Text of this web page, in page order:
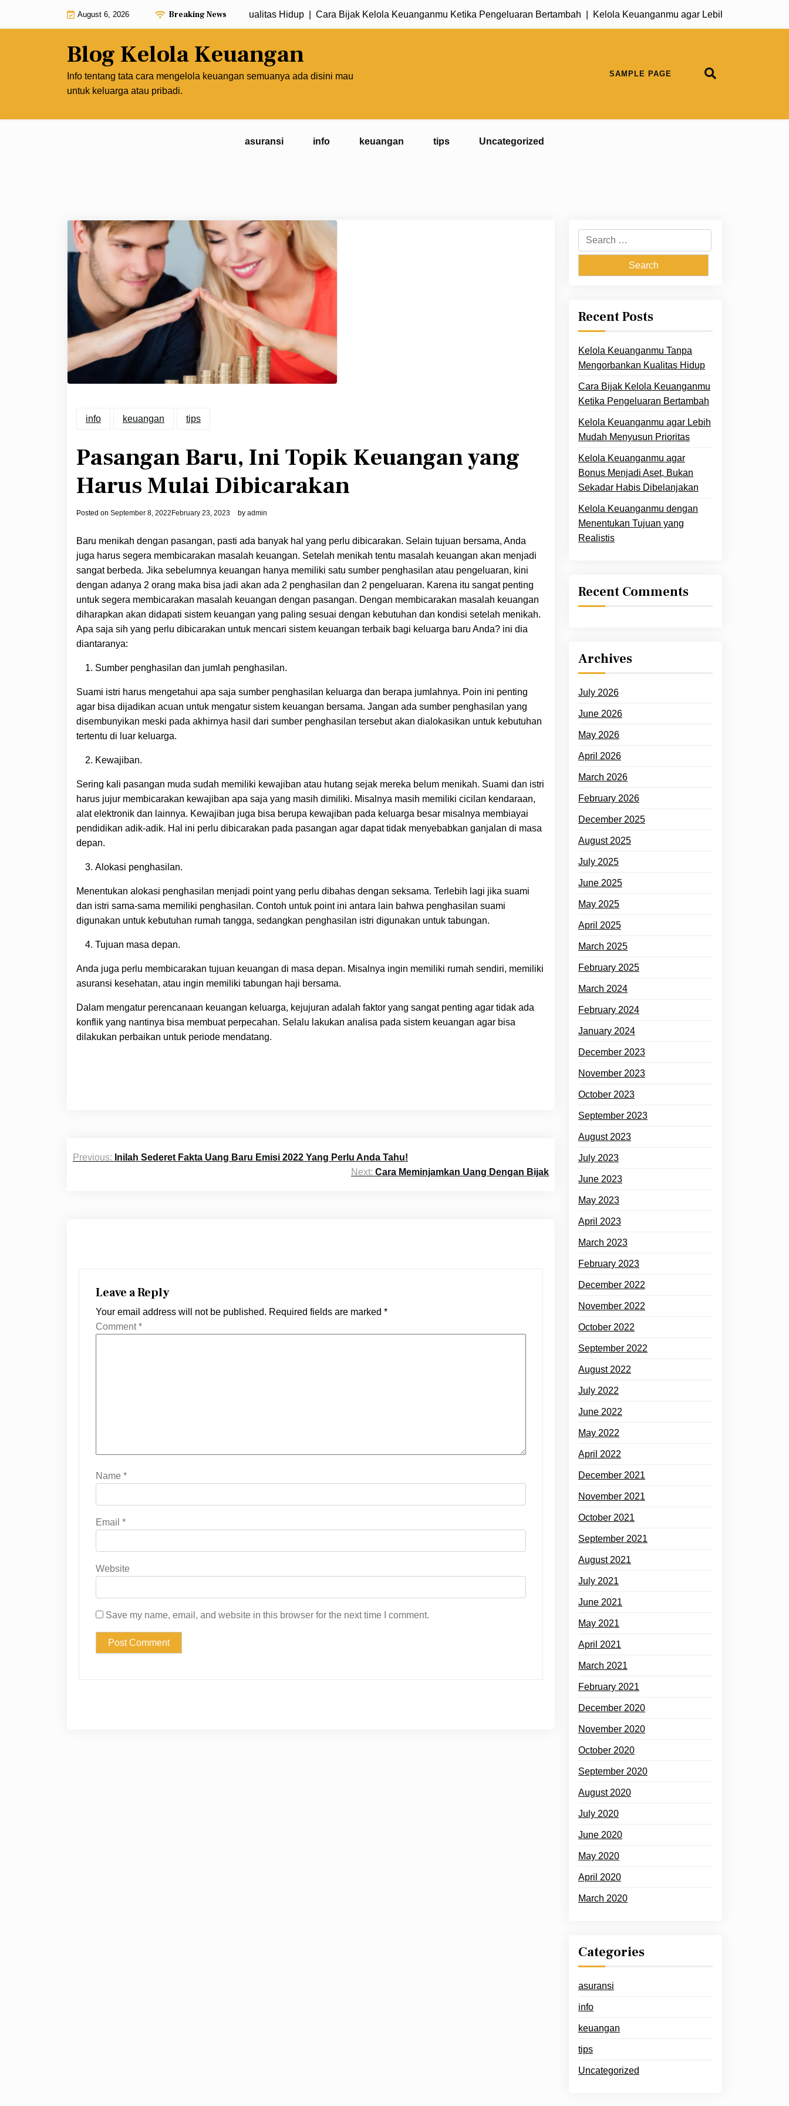
August 6, 2026 Breaking News
Kelola Keuanganmu Tanpa Mengorbankan Kualitas Hidup |Cara Bijak Kelola Keuanganmu Ketika Pengeluaran Bertambah |Kelola Keuanganmu agar Lebih Mudah Menyusun
Blog Kelola Keuangan
Info tentang tata cara mengelola keuangan semuanya ada disini mau
untuk keluarga atau pribadi.
SAMPLE PAGE
asuransi info keuangan tips Uncategorized
info keuangan tips
Pasangan Baru, Ini Topik Keuangan yang
Harus Mulai Dibicarakan
Posted on September 8, 2022February 23, 2023 by admin
Baru menikah dengan pasangan, pasti ada banyak hal yang perlu dibicarakan. Selain tujuan bersama, Anda
juga harus segera membicarakan masalah keuangan. Setelah menikah tentu masalah keuangan akan menjadi
sangat berbeda. Jika sebelumnya keuangan hanya memiliki satu sumber penghasilan atau pengeluaran, kini
dengan adanya 2 orang maka bisa jadi akan ada 2 penghasilan dan 2 pengeluaran. Karena itu sangat penting
untuk segera membicarakan masalah keuangan dengan pasangan. Dengan membicarakan masalah keuangan
diharapkan akan didapati sistem keuangan yang paling sesuai dengan kebutuhan dan kondisi setelah menikah.
Apa saja sih yang perlu dibicarakan untuk mencari sistem keuangan terbaik bagi keluarga baru Anda? ini dia
diantaranya:
Sumber penghasilan dan jumlah penghasilan.
Suami istri harus mengetahui apa saja sumber penghasilan keluarga dan berapa jumlahnya. Poin ini penting
agar bisa dijadikan acuan untuk mengatur sistem keuangan bersama. Jangan ada sumber penghasilan yang
disembunyikan meski pada akhirnya hasil dari sumber penghasilan tersebut akan dialokasikan untuk kebutuhan
tertentu di luar keluarga.
Kewajiban.
Sering kali pasangan muda sudah memiliki kewajiban atau hutang sejak mereka belum menikah. Suami dan istri
harus jujur membicarakan kewajiban apa saja yang masih dimiliki. Misalnya masih memiliki cicilan kendaraan,
alat elektronik dan lainnya. Kewajiban juga bisa berupa kewajiban pada keluarga besar misalnya membiayai
pendidikan adik-adik. Hal ini perlu dibicarakan pada pasangan agar dapat tidak menyebabkan ganjalan di masa
depan.
Alokasi penghasilan.
Menentukan alokasi penghasilan menjadi point yang perlu dibahas dengan seksama. Terlebih lagi jika suami
dan istri sama-sama memiliki penghasilan. Contoh untuk point ini antara lain bahwa penghasilan suami
digunakan untuk kebutuhan rumah tangga, sedangkan penghasilan istri digunakan untuk tabungan.
Tujuan masa depan.
Anda juga perlu membicarakan tujuan keuangan di masa depan. Misalnya ingin memiliki rumah sendiri, memiliki
asuransi kesehatan, atau ingin memiliki tabungan haji bersama.
Dalam mengatur perencanaan keuangan keluarga, kejujuran adalah faktor yang sangat penting agar tidak ada
konflik yang nantinya bisa membuat perpecahan. Selalu lakukan analisa pada sistem keuangan agar bisa
dilakukan perbaikan untuk periode mendatang.
Post
Previous: Inilah Sederet Fakta Uang Baru Emisi 2022 Yang Perlu Anda Tahu!
Next: Cara Meminjamkan Uang Dengan Bijak
Leave a Reply
Your email address will not be published. Required fields are marked *
Comment*
Name *
Email *
Website
Save my name, email, and website in this browser for the next time I comment.
Search
for:
Recent Posts
Kelola Keuanganmu Tanpa
Mengorbankan Kualitas Hidup
Cara Bijak Kelola Keuanganmu
Ketika Pengeluaran Bertambah
Kelola Keuanganmu agar Lebih
Mudah Menyusun Prioritas
Kelola Keuanganmu agar
Bonus Menjadi Aset, Bukan
Sekadar Habis Dibelanjakan
Kelola Keuanganmu dengan
Menentukan Tujuan yang
Realistis
Recent Comments
Archives
July 2026
June 2026
May 2026
April 2026
March 2026
February 2026
December 2025
August 2025
July 2025
June 2025
May 2025
April 2025
March 2025
February 2025
March 2024
February 2024
January 2024
December 2023
November 2023
October 2023
September 2023
August 2023
July 2023
June 2023
May 2023
April 2023
March 2023
February 2023
December 2022
November 2022
October 2022
September 2022
August 2022
July 2022
June 2022
May 2022
April 2022
December 2021
November 2021
October 2021
September 2021
August 2021
July 2021
June 2021
May 2021
April 2021
March 2021
February 2021
December 2020
November 2020
October 2020
September 2020
August 2020
July 2020
June 2020
May 2020
April 2020
March 2020
Categories
asuransi
info
keuangan
tips
Uncategorized